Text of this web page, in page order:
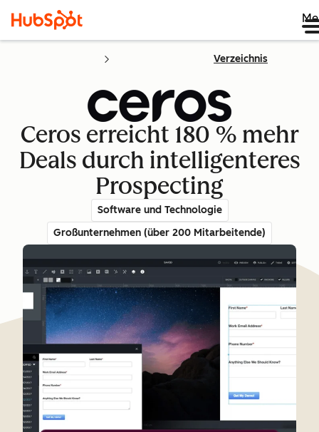
Verzeichnis
Ceros erreicht 180 % mehr
Deals durch intelligenteres
Prospecting
Software und Technologie
Großunternehmen (über 200 Mitarbeitende)